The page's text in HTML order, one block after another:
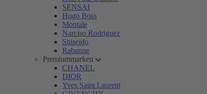
SENSAI
Hugo Boss
Montale
Narciso Rodriguez
Shiseido
Rabanne
Premiummarken
CHANEL
DIOR
Yves Saint Laurent